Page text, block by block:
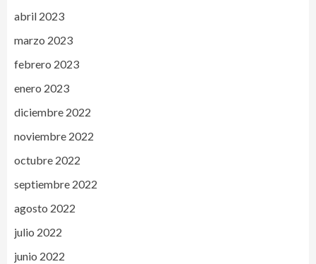
abril 2023
marzo 2023
febrero 2023
enero 2023
diciembre 2022
noviembre 2022
octubre 2022
septiembre 2022
agosto 2022
julio 2022
junio 2022